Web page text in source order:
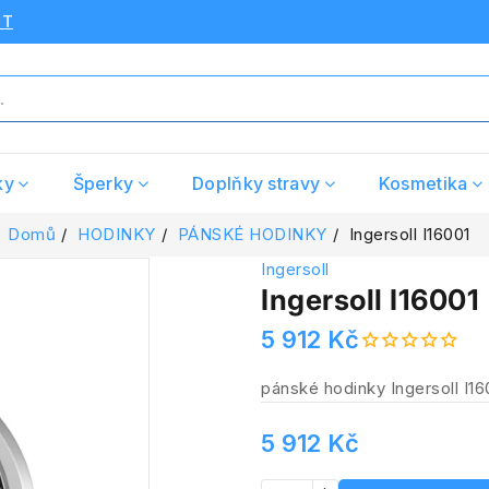
Šperky Doplňky stravy Kosmetika
Domů HODINKY PÁNSKÉ HODINKY
Ingersoll I16001
Ingersoll
Ingersoll I16001
5 912 Kč
pánské hodinky Ingersoll
5 912 Kč